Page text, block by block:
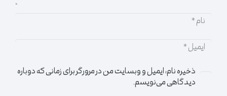
ذخیره نام، ایمیل و وبسایت من در مرورگر برای زمانی که دوباره
دیدگاهی می‌نویسم.